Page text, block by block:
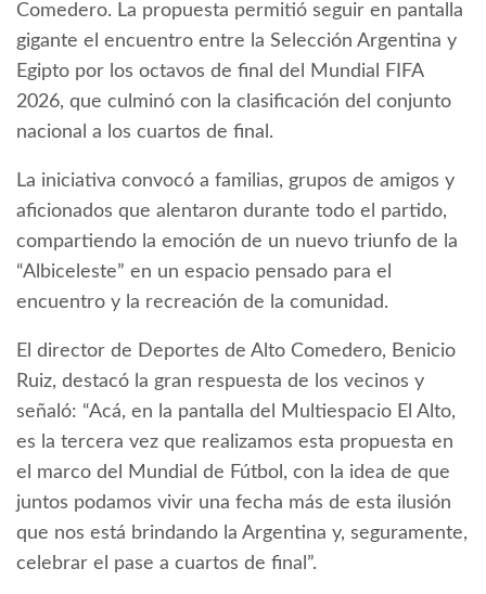
Comedero. La propuesta permitió seguir en pantalla
gigante el encuentro entre la Selección Argentina y
Egipto por los octavos de final del Mundial FIFA
2026, que culminó con la clasificación del conjunto
nacional a los cuartos de final.
La iniciativa convocó a familias, grupos de amigos y
aficionados que alentaron durante todo el partido,
compartiendo la emoción de un nuevo triunfo de la
“Albiceleste” en un espacio pensado para el
encuentro y la recreación de la comunidad.
El director de Deportes de Alto Comedero, Benicio
Ruiz, destacó la gran respuesta de los vecinos y
señaló: “Acá, en la pantalla del Multiespacio El Alto,
es la tercera vez que realizamos esta propuesta en
el marco del Mundial de Fútbol, con la idea de que
juntos podamos vivir una fecha más de esta ilusión
que nos está brindando la Argentina y, seguramente,
celebrar el pase a cuartos de final”.